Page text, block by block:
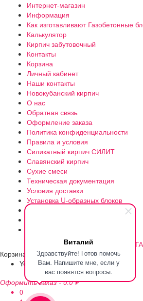
Виталий
Здравствуйте! Готов помочь
Вам. Напишите мне, если у
вас появятся вопросы.
Интернет-магазин
Информация
Как изготавливают Газобетонные
Калькулятор
Кирпич забутовочный
Контакты
Корзина
Личный кабинет
Наши контакты
Новокубанский кирпич
О нас
Обратная связь
Оформление заказа
Политика конфиденциальности
Правила и условия
Силикатный кирпич СИЛИТ
Славянский кирпич
Сухие смеси
Техническая документация
Условия доставки
Установка U-образных блоков
Утепление газоблока
©2012-2023 | Разработано
Корзина
Your cart is empty!Return to shop
Оформить заказ - 0.0 ₽
0